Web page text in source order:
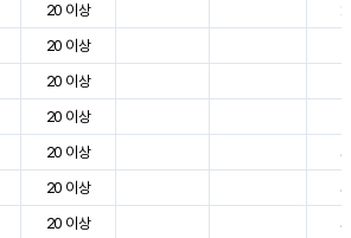
20 이상
20 이상
20 이상
20 이상
20 이상
20 이상
20 이상